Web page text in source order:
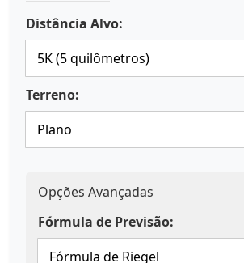
Distância Alvo:
Terreno:
Opções Avançadas
Fórmula de Previsão: